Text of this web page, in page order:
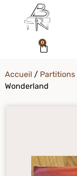
0
Accueil / Partitions
Wonderland